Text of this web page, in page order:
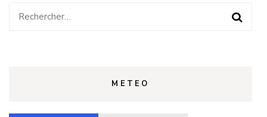
Rechercher :
METEO